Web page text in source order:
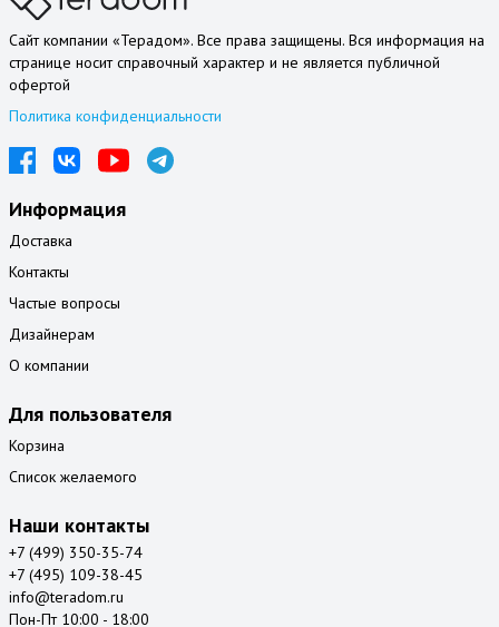
Сайт компании «Терадом». Все права защищены. Вся информация на
странице носит справочный характер и не является публичной
офертой
Политика конфиденциальности
Информация
Доставка
Контакты
Частые вопросы
Дизайнерам
О компании
Для пользователя
Корзина
Список желаемого
Наши контакты
+7 (499) 350-35-74
+7 (495) 109-38-45
info@teradom.ru
Пон-Пт 10:00 - 18:00